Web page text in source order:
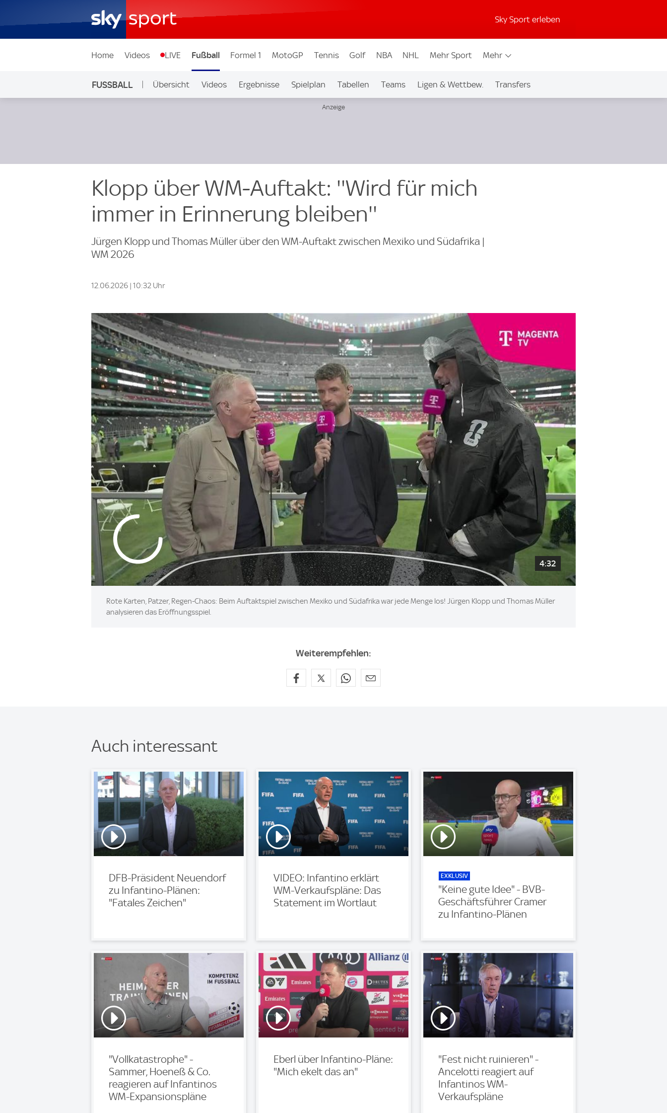
Sky Sport erleben
Home Videos LIVE Fußball Formel 1 MotoGP Tennis Golf NBA NHL Mehr Sport Mehr
FUSSBALL Übersicht Videos Ergebnisse Spielplan Tabellen Teams Ligen & Wettbew. Transfers
Klopp über WM-Auftakt: ''Wird für mich
immer in Erinnerung bleiben''
Jürgen Klopp und Thomas Müller über den WM-Auftakt zwischen Mexiko und Südafrika |
WM 2026
12.06.2026 | 10:32 Uhr
4:32
Rote Karten, Patzer, Regen-Chaos: Beim Auftaktspiel zwischen Mexiko und Südafrika war jede Menge los! Jürgen Klopp und Thomas Müller
analysieren das Eröffnungsspiel.
Weiterempfehlen:
Auch interessant
DFB-Präsident Neuendorf
zu Infantino-Plänen:
"Fatales Zeichen"
VIDEO: Infantino erklärt
WM-Verkaufspläne: Das
Statement im Wortlaut
EXKLUSIV
"Keine gute Idee" - BVB-
Geschäftsführer Cramer
zu Infantino-Plänen
"Vollkatastrophe" -
Sammer, Hoeneß & Co.
reagieren auf Infantinos
WM-Expansionspläne
Eberl über Infantino-Pläne:
"Mich ekelt das an"
"Fest nicht ruinieren" -
Ancelotti reagiert auf
Infantinos WM-
Verkaufspläne